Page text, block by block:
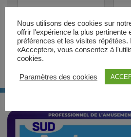
Site web
Nous utilisons des cookies sur
offrir l'expérience la plus pertinente
préférences et les visites répétées.
«Accepter», vous consentez à
cookies.
Paramètres des cookies